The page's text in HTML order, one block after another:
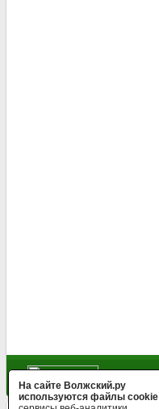
На сайте Волжский.ру
используются файлы cookie